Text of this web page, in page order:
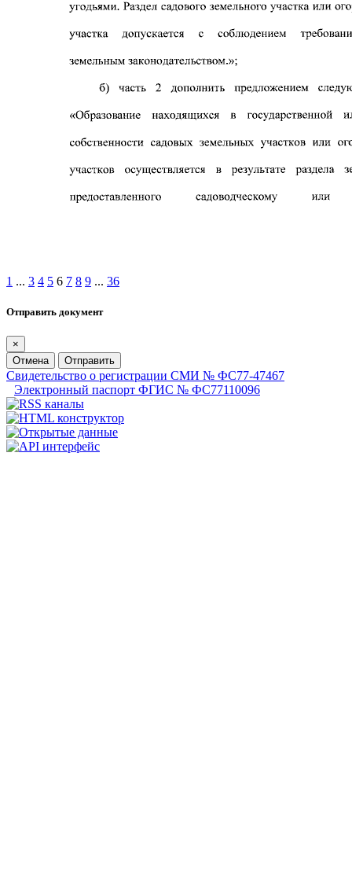
1 ... 3 4 5 6 7 8 9 ... 36
Отправить документ
×
Отмена
Отправить
Свидетельство о регистрации СМИ № ФС77-47467
Электронный паспорт ФГИС № ФС77110096